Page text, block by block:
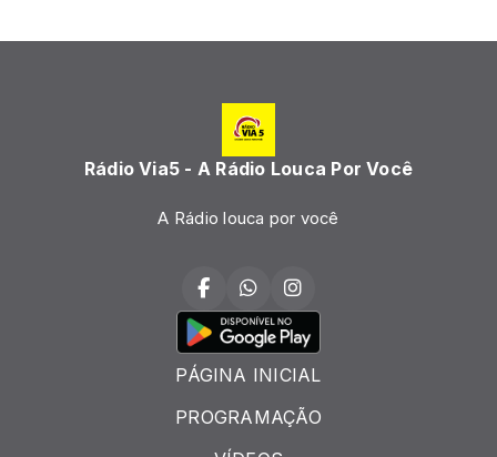
Rádio Via5 - A Rádio Louca Por Você
A Rádio louca por você
PÁGINA INICIAL
PROGRAMAÇÃO